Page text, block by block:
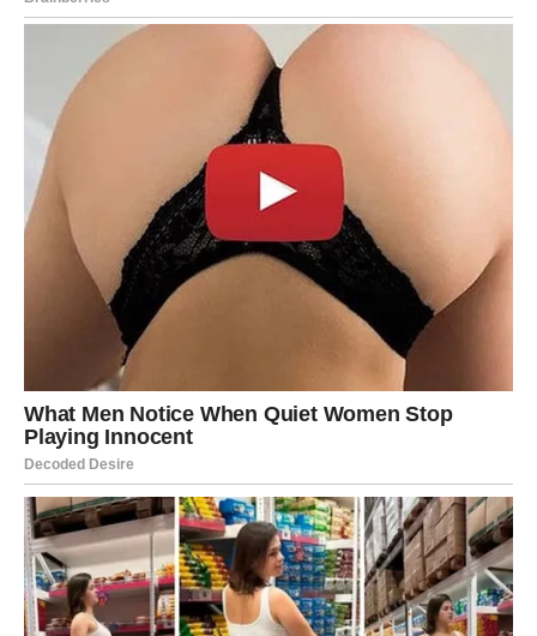
I idi dalje.
Jer osoba koja te iskreno voli nikada neće pokušati da
uništi ono najljepše u tebi.